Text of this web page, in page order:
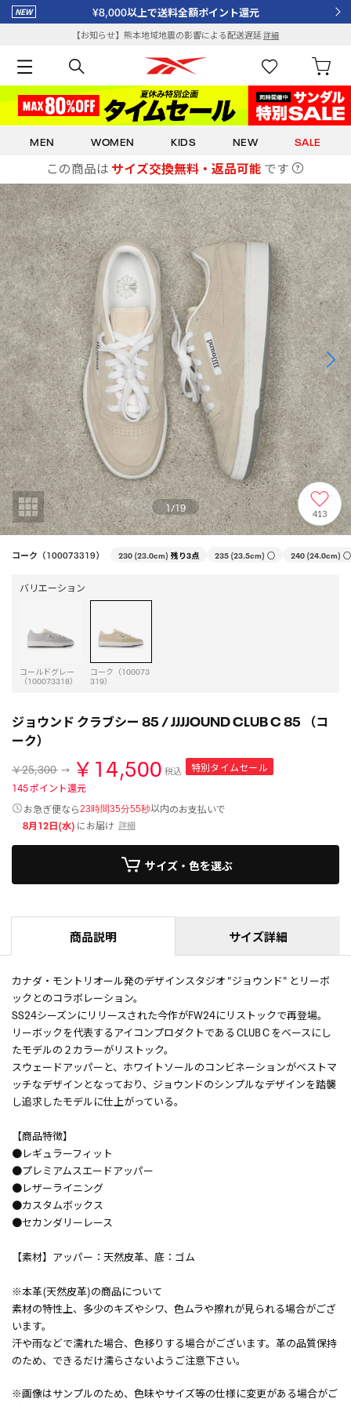
¥8,000以上で送料全額ポイント還元
【お知らせ】熊本地域地震の影響による配送遅延詳細
MEN WOMEN KIDS NEW SALE
この商品は サイズ交換無料・返品可能 です
1/19 413
コーク（100073319） 230 (23.0cm) 残り3点 235 (23.5cm) ○ 240 (24.0cm) ○
バリエーション
コールドグレー
（100073318）
コーク（100073
319）
ジョウンド クラブシー 85 / JJJJOUND CLUB C 85 （コ
ーク）
￥25,300 ￥14,500 税込
特別タイムセール
145ポイント還元
お急ぎ便なら23時間35分55秒以内のお支払いで
8月12日(水) にお届け 詳細
サイズ・色を選ぶ
商品説明 サイズ詳細
カナダ・モントリオール発のデザインスタジオ "ジョウンド" とリーボ
ックとのコラボレーション。
SS24シーズンにリリースされた今作がFW24にリストックで再登場。
リーボックを代表するアイコンプロダクトである CLUB C をベースにし
たモデルの２カラーがリストック。
スウェードアッパーと、ホワイトソールのコンビネーションがベストマ
ッチなデザインとなっており、ジョウンドのシンプルなデザインを踏襲
し追求したモデルに仕上がっている。
【商品特徴】
●レギュラーフィット
●プレミアムスエードアッパー
●レザーライニング
●カスタムボックス
●セカンダリーレース
【素材】アッパー：天然皮革、底：ゴム
※本革(天然皮革)の商品について
素材の特性上、多少のキズやシワ、色ムラや擦れが見られる場合がござ
います。
汗や雨などで濡れた場合、色移りする場合がございます。革の品質保持
のため、できるだけ濡らさないようご注意下さい。
※画像はサンプルのため、色味やサイズ等の仕様に変更がある場合がご